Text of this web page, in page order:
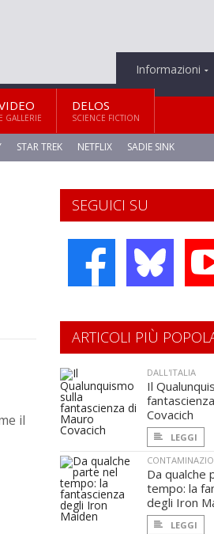
Informazioni
GALLERIE
DELOS
SCIENCE FICTION
STAR TREK NETFLIX SADIE SINK
il
SEGUICI SU
ARTICOLI PIÙ
DALL'ITALIA
Il
Covacich
LEGGI
Da qualche
tempo: la
degli Iron
LEGGI